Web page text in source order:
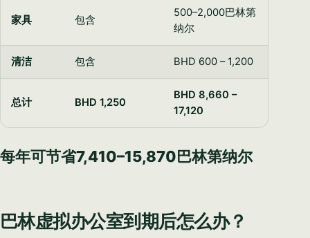
家具 包含
500–2,000巴林第
纳尔
清洁 包含 BHD 600 – 1,200
总计 BHD 1,250
BHD 8,660 –
17,120
每年可节省7,410–15,870巴林第纳尔
巴林虚拟办公室到期后怎么办？